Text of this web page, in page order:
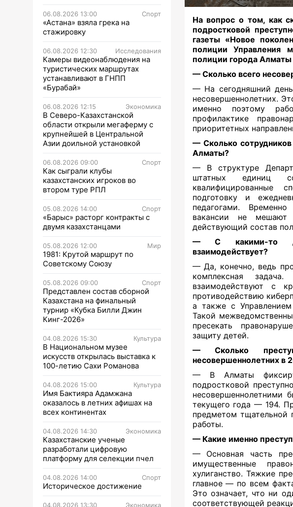
06.08.2026 13:00 Спорт
«Астана» взяла грека на
стажировку
06.08.2026 12:30 Исследования
Камеры видеонаблюдения на
туристических маршрутах
устанавливают в ГНПП
«Бурабай»
06.08.2026 12:15 Экономика
В Северо-Казахстанской
области открыли мегаферму с
крупнейшей в Центральной
Азии доильной установкой
06.08.2026 09:00 Спорт
Как сыграли клубы
казахстанских игроков во
втором туре РПЛ
05.08.2026 14:00 Спорт
«Барыс» расторг контракты с
двумя казахстанцами
05.08.2026 12:00 Мир
1981: Крутой маршрут по
Советскому Союзу
05.08.2026 09:00 Спорт
Представлен состав сборной
Казахстана на финальный
турнир «Кубка Билли Джин
Кинг-2026»
04.08.2026 15:30 Культура
В Национальном музее
искусств открылась выставка к
100-летию Сахи Романова
04.08.2026 15:00 Культура
Имя Бактияра Адамжана
оказалось в летних афишах на
всех континентах
04.08.2026 14:30 Экономика
Казахстанские ученые
разработали цифровую
платформу для селекции пчел
04.08.2026 14:00 Спорт
Историческое достижение
04.08.2026 13:30 Экономика
На вопрос о том, как
подростковой
газеты «Новое
полиции Управления
полиции города
— Сколько всего
— На сегодняшний
несовершеннолетних.
именно поэтому
профилактике
приоритетных
— Сколько
Алматы?
— В структуре
штатных единиц
квалифицированные
подготовку и
педагогами.
вакансии не мешают
действующий состав
— С какими-то
взаимодействует?
— Да, конечно, ведь
комплексная
взаимодействуют с
противодействию
а также с
Такой
пресекать
защиту детей.
— Сколько
несовершеннолетних в
— В Алматы
подростковой
несовершеннолетними
текущего года — 194.
предметом тщательной
работы.
— Какие именно
— Основная часть
имущественные
хулиганство. Тяжкие
главное — по всем
Это означает, что ни
соответствующей